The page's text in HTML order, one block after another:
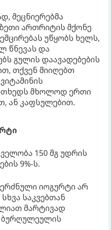
მეცნიერებმა
ართრიტის მქონე
უწყობს ხელს,
წნევას და
გულის დაავადებების
თქვენ მიიღებთ
მხოლოდ ერთი
ან კაფსულებით.
150 მგ უდრის
9%-ს.
იოგურტი არ
საკვებთან
მარტივად